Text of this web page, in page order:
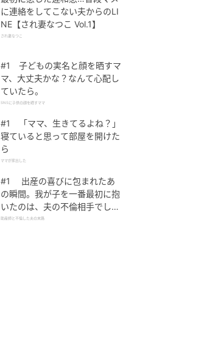
に連絡をしてこない夫からのLI
NE【され妻なつこ Vol.1】
され妻なつこ
#1 子どもの実名と顔を晒すマ
マ、大丈夫かな？なんて心配し
ていたら。
SNSに子供の顔を晒すママ
#1 「ママ、生きてるよね？」
寝ていると思って部屋を開けた
ら
ママが家出した
#1 出産の喜びに包まれたあ
の瞬間。我が子を一番最初に抱
いたのは、夫の不倫相手でし
た。
助産師と不倫した夫の末路